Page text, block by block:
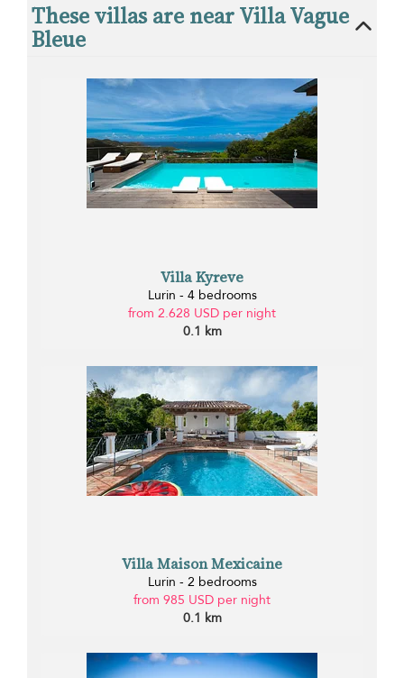
These villas are near Villa Vague
Bleue
Villa Kyreve
Lurin - 4 bedrooms
from 2.628 USD per night
0.1 km
Villa Maison Mexicaine
Lurin - 2 bedrooms
from 985 USD per night
0.1 km